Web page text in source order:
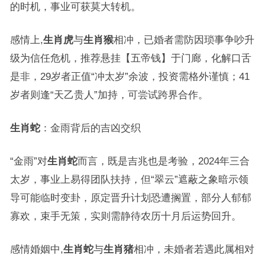
的时机，事业可获莫大转机。
感情上,生肖虎与生肖猴相冲，已婚者需防因琐事争吵升
级为信任危机，推荐悬挂【五帝钱】于门廊，化解口舌
是非，29岁者正值“冲太岁”余波，投资需格外谨慎；41
岁者则逢“天乙贵人”加持，可尝试跨界合作。
生肖蛇：金雨背后的吉凶交织
“金雨”对生肖蛇而言，既是吉兆也是考验，2024年三合
太岁，事业上易得团队扶持，但“翠云”遮蔽之象暗示领
导可能临时变卦，原定晋升计划恐遭搁置，部分人郁郁
寡欢，束手无策，实则需静待农历十月后运势回升。
感情婚姻中,生肖蛇与生肖猪相冲，未婚者若遇此属相对